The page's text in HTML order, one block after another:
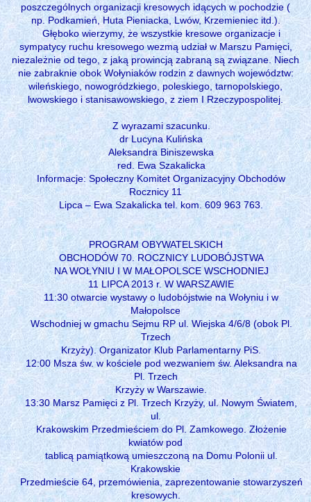
poszczególnych organizacji kresowych idących w pochodzie (
np. Podkamień, Huta Pieniacka, Lwów, Krzemieniec itd.).
Głęboko wierzymy, że wszystkie kresowe organizacje i
sympatycy ruchu kresowego wezmą udział w Marszu Pamięci,
niezależnie od tego, z jaką prowincją zabraną są związane. Niech
nie zabraknie obok Wołyniaków rodzin z dawnych województw:
wileńskiego, nowogródzkiego, poleskiego, tarnopolskiego,
lwowskiego i stanisawowskiego, z ziem I Rzeczypospolitej.
Z wyrazami szacunku.
dr Lucyna Kulińska
Aleksandra Biniszewska
red. Ewa Szakalicka
Informacje: Społeczny Komitet Organizacyjny Obchodów
Rocznicy 11
Lipca – Ewa Szakalicka tel. kom. 609 963 763.
PROGRAM OBYWATELSKICH
OBCHODÓW 70. ROCZNICY LUDOBÓJSTWA
NA WOŁYNIU I W MAŁOPOLSCE WSCHODNIEJ
11 LIPCA 2013 r. W WARSZAWIE
11:30 otwarcie wystawy o ludobójstwie na Wołyniu i w
Małopolsce
Wschodniej w gmachu Sejmu RP ul. Wiejska 4/6/8 (obok Pl.
Trzech
Krzyży). Organizator Klub Parlamentarny PiS.
12:00 Msza św. w kościele pod wezwaniem św. Aleksandra na
Pl. Trzech
Krzyży w Warszawie.
13:30 Marsz Pamięci z Pl. Trzech Krzyży, ul. Nowym Światem,
ul.
Krakowskim Przedmieściem do Pl. Zamkowego. Złożenie
kwiatów pod
tablicą pamiątkową umieszczoną na Domu Polonii ul.
Krakowskie
Przedmieście 64, przemówienia, zaprezentowanie stowarzyszeń
kresowych.